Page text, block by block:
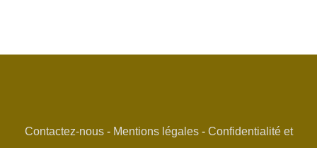
Contactez-nous- Mentions légales- Confidentialité et